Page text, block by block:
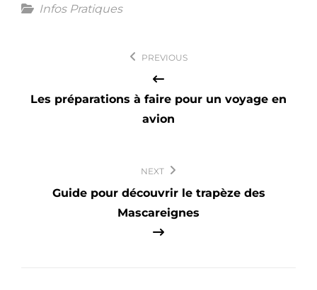
Categories
Infos Pratiques
l’article
PREVIOUS
Les préparations à faire pour un voyage en
avion
NEXT
Guide pour découvrir le trapèze des
Mascareignes